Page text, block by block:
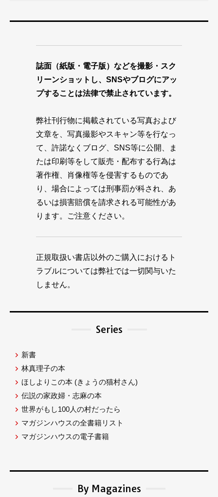
誌面（紙版・電子版）などを撮影・スク
リーンショットし、SNSやブログにアッ
プすることは法律で禁止されています。
弊社刊行物に掲載されている写真および
文章を、写真撮影やスキャン等を行なっ
て、許諾なくブログ、SNS等に公開、ま
たは印刷等をして販売・配布する行為は
著作権、肖像権等を侵害するものであ
り、場合によっては刑事罰が科され、あ
るいは損害賠償を請求される可能性があ
ります。ご注意ください。
正規取扱い書店以外のご購入におけるト
ラブルについては弊社では一切関与いた
しません。
Series
新書
林真理子の本
ほしよりこの本 (きょうの猫村さん)
伝説の家政婦・志麻の本
世界がもし100人の村だったら
マガジンハウスの全書籍リスト
マガジンハウスの電子書籍
By Magazines